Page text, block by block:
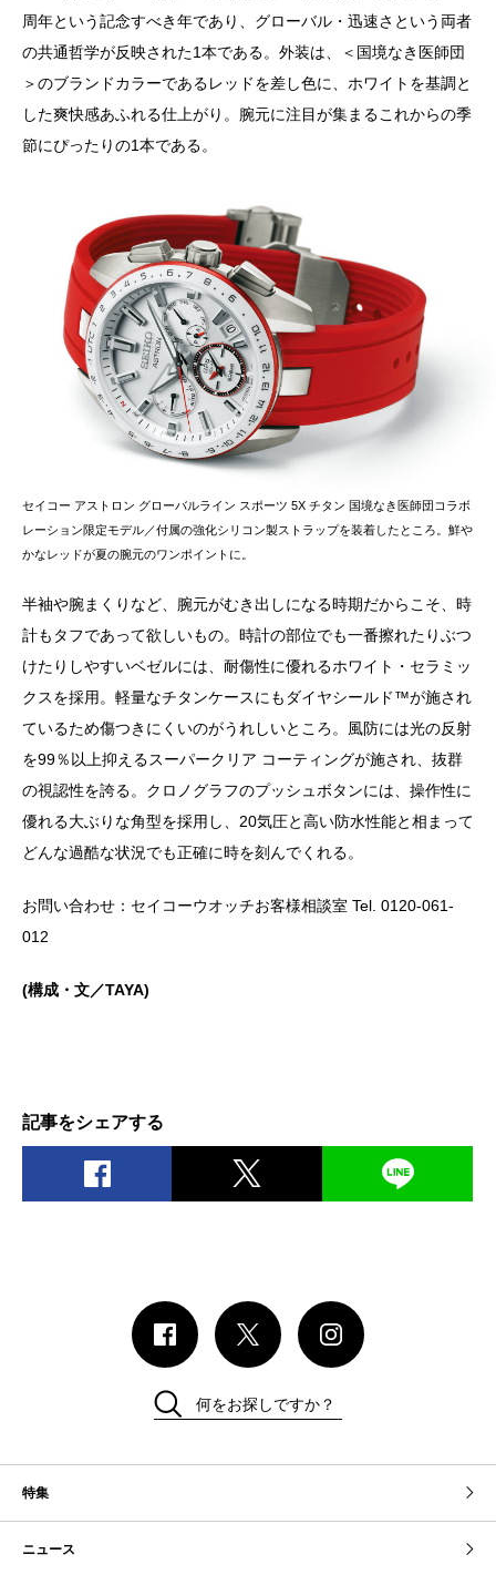
周年という記念すべき年であり、グローバル・迅速さという両者
の共通哲学が反映された1本である。外装は、＜国境なき医師団
＞のブランドカラーであるレッドを差し色に、ホワイトを基調と
した爽快感あふれる仕上がり。腕元に注目が集まるこれからの季
節にぴったりの1本である。
セイコー アストロン グローバルライン スポーツ 5X チタン 国境なき医師団コラボ
レーション限定モデル／付属の強化シリコン製ストラップを装着したところ。鮮や
かなレッドが夏の腕元のワンポイントに。
半袖や腕まくりなど、腕元がむき出しになる時期だからこそ、時
計もタフであって欲しいもの。時計の部位でも一番擦れたりぶつ
けたりしやすいベゼルには、耐傷性に優れるホワイト・セラミッ
クスを採用。軽量なチタンケースにもダイヤシールド™が施され
ているため傷つきにくいのがうれしいところ。風防には光の反射
を99％以上抑えるスーパークリア コーティングが施され、抜群
の視認性を誇る。クロノグラフのプッシュボタンには、操作性に
優れる大ぶりな角型を採用し、20気圧と高い防水性能と相まって
どんな過酷な状況でも正確に時を刻んでくれる。
お問い合わせ：セイコーウオッチお客様相談室 Tel. 0120-061-
012
(構成・文／TAYA)
記事をシェアする
特集
ニュース
何をお探しですか？